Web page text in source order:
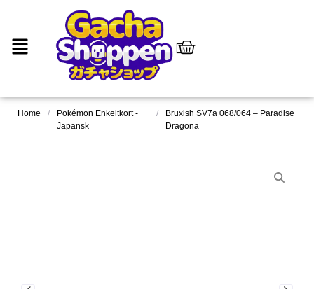
Home /
Pokémon Enkeltkort -
Japansk
/
Bruxish SV7a 068/064 – Paradise
Dragona